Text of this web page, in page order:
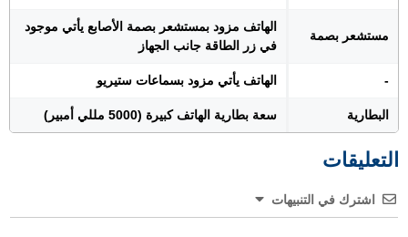
مستشعر بصمة
الهاتف مزود بمستشعر بصمة الأصابع يأتي موجود
في زر الطاقة جانب الجهاز
- الهاتف يأتي مزود بسماعات ستيريو
البطارية سعة بطارية الهاتف كبيرة (5000 مللي أمبير)
التعليقات
اشترك في التنبيهات